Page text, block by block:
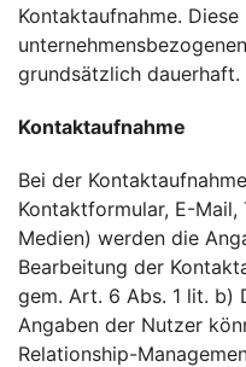
Kontaktaufnahme.
grundsätzlich dauerhaft.
Kontaktaufnahme
Bei der
Kontaktformular, E-
Medien) werden die
Bearbeitung der
gem. Art. 6 Abs. 1 lit. b)
Angaben der Nutzer
Relationship-